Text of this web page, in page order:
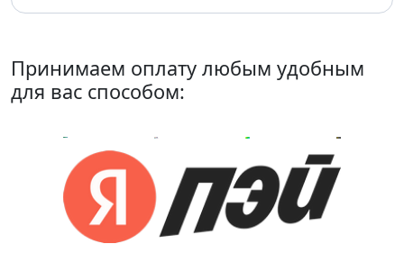
Принимаем оплату любым удобным
для вас способом: